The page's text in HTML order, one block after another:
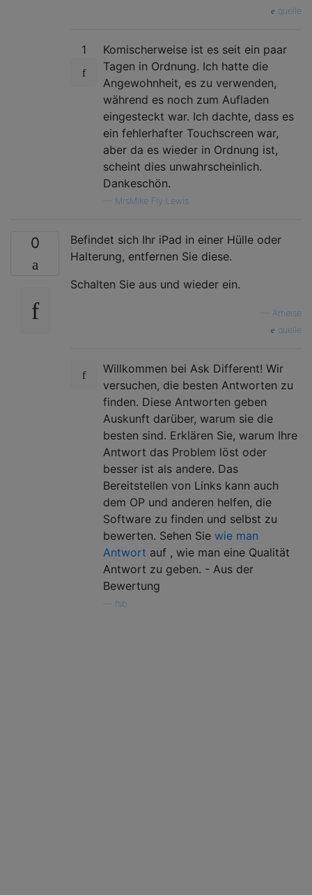
quelle
1
Komischerweise ist es seit ein paar
Tagen in Ordnung. Ich hatte die
Angewohnheit, es zu verwenden,
während es noch zum Aufladen
eingesteckt war. Ich dachte, dass es
ein fehlerhafter Touchscreen war,
aber da es wieder in Ordnung ist,
scheint dies unwahrscheinlich.
Dankeschön.
MrsMike Fly Lewis
0
Befindet sich Ihr iPad in einer Hülle oder
Halterung, entfernen Sie diese.
Schalten Sie aus und wieder ein.
Ameise
quelle
Willkommen bei Ask Different! Wir
versuchen, die besten Antworten zu
finden. Diese Antworten geben
Auskunft darüber, warum sie die
besten sind. Erklären Sie, warum Ihre
Antwort das Problem löst oder
besser ist als andere. Das
Bereitstellen von Links kann auch
dem OP und anderen helfen, die
Software zu finden und selbst zu
bewerten. Sehen Sie wie man
Antwort auf , wie man eine Qualität
Antwort zu geben. - Aus der
Bewertung
fsb